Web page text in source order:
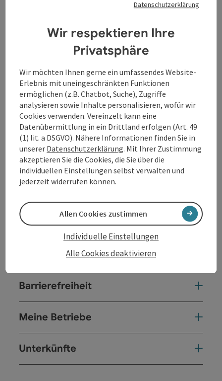
spannende Kulturvermittlung
geführte Touren in der Natur
Betriebsbesichtigungen
Schifffahrten auf Donau oder Inn und vieles
Es ...
Beschreibung vollständig anzeigen
Kontakt
Anreise/Lage
Barrierefreiheit
Meine Betriebe
Unterkünfte
Datenschutzerklärung
Wir respektieren Ihre
Privatsphäre
Wir möchten Ihnen gerne ein umfassendes Website-
Erlebnis mit uneingeschränkten Funktionen
ermöglichen (z.B. Chatbot, Suche), Zugriffe
analysieren sowie Inhalte personalisieren, wofür wir
Cookies verwenden. Vereinzelt kann eine
Datenübermittlung in ein Drittland erfolgen (Art. 49
(1) lit. a DSGVO). Nähere Informationen finden Sie in
unserer Datenschutzerklärung. Mit Ihrer Zustimmung
akzeptieren Sie die Cookies, die Sie über die
individuellen Einstellungen selbst verwalten und
jederzeit widerrufen können.
Alle Cookies deaktivieren
Individuelle Einstellungen
Allen Cookies zustimmen